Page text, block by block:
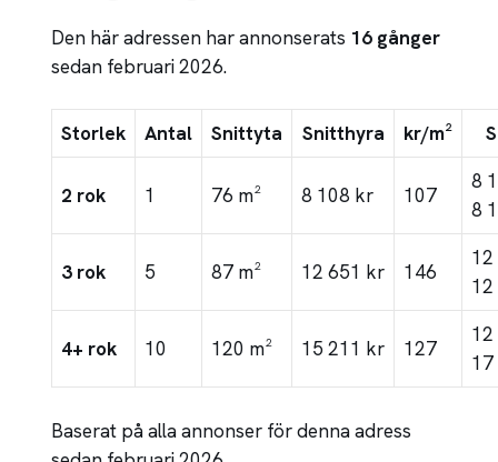
Den här adressen har annonserats 16 gånger
sedan februari 2026.
Storlek Antal Snittyta Snitthyra kr/m²
2 rok 1 76 m² 8 108 kr 107
8
8
3 rok 5 87 m² 12 651 kr 146
12
4+ rok 10 120 m² 15 211 kr 127
12
Baserat på alla annonser för denna adress